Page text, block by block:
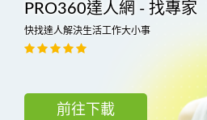
PRO360達人網 - 找專家
快找達人解決生活工作大小事
前往下載